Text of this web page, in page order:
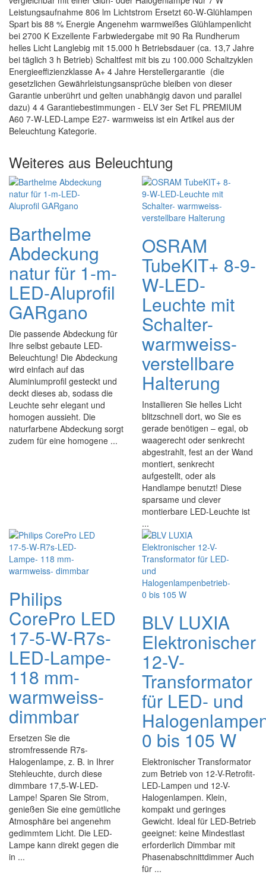
Leistungsaufnahme 806 lm Lichtstrom Ersetzt 60-W-Glühlampen
Spart bis 88 % Energie Angenehm warmweißes Glühlampenlicht
bei 2700 K Exzellente Farbwiedergabe mit 90 Ra Rundherum
helles Licht Langlebig mit 15.000 h Betriebsdauer (ca. 13,7 Jahre
bei täglich 3 h Betrieb) Schaltfest mit bis zu 100.000 Schaltzyklen
Energieeffizienzklasse A+ 4 Jahre Herstellergarantie (die
gesetzlichen Gewährleistungsansprüche bleiben von dieser
Garantie unberührt und gelten unabhängig davon und parallel
dazu) 4 4 Garantiebestimmungen - ELV 3er Set FL PREMIUM
A60 7-W-LED-Lampe E27- warmweiss ist ein Artikel aus der
Beleuchtung Kategorie.
Weiteres aus Beleuchtung
Barthelme
Abdeckung
natur für 1-m-
LED-Aluprofil
GARgano
Die passende Abdeckung für
Ihre selbst gebaute LED-
Beleuchtung! Die Abdeckung
wird einfach auf das
Aluminiumprofil gesteckt und
deckt dieses ab, sodass die
Leuchte sehr elegant und
homogen aussieht. Die
naturfarbene Abdeckung sorgt
zudem für eine homogene ...
OSRAM
TubeKIT+ 8-9-
W-LED-
Leuchte mit
Schalter-
warmweiss-
verstellbare
Halterung
Installieren Sie helles Licht
blitzschnell dort, wo Sie es
gerade benötigen – egal, ob
waagerecht oder senkrecht
abgestrahlt, fest an der Wand
montiert, senkrecht
aufgestellt, oder als
Handlampe benutzt! Diese
sparsame und clever
montierbare LED-Leuchte ist
...
Philips
CorePro LED
17-5-W-R7s-
LED-Lampe-
118 mm-
warmweiss-
dimmbar
Ersetzen Sie die
stromfressende R7s-
Halogenlampe, z. B. in Ihrer
Stehleuchte, durch diese
dimmbare 17,5-W-LED-
Lampe! Sparen Sie Strom,
genießen Sie eine gemütliche
Atmosphäre bei angenehm
gedimmtem Licht. Die LED-
Lampe kann direkt gegen die
in ...
BLV LUXIA
Elektronischer
12-V-
Transformator
für LED- und
0 bis 105 W
Elektronischer Transformator
zum Betrieb von 12-V-Retrofit-
LED-Lampen und 12-V-
Halogenlampen. Klein,
kompakt und geringes
Gewicht. Ideal für LED-Betrieb
geeignet: keine Mindestlast
erforderlich Dimmbar mit
Phasenabschnittdimmer Auch
für ...